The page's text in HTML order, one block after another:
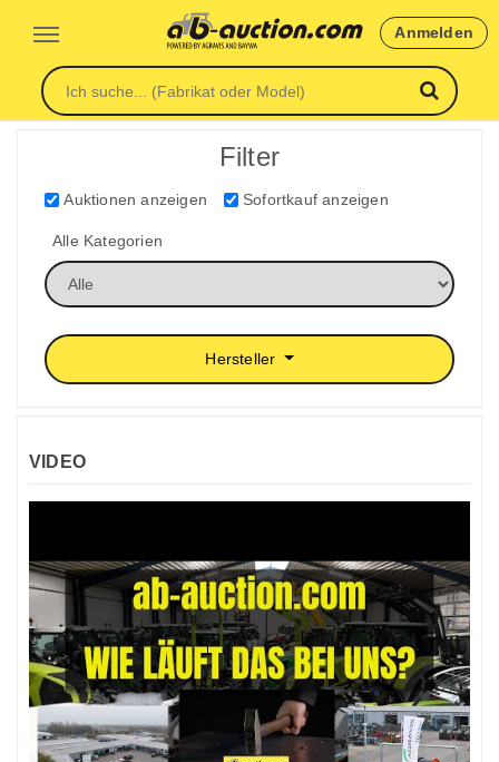
Anmelden
Filter
Auktionen anzeigen Sofortkauf anzeigen
Alle Kategorien
Hersteller
VIDEO